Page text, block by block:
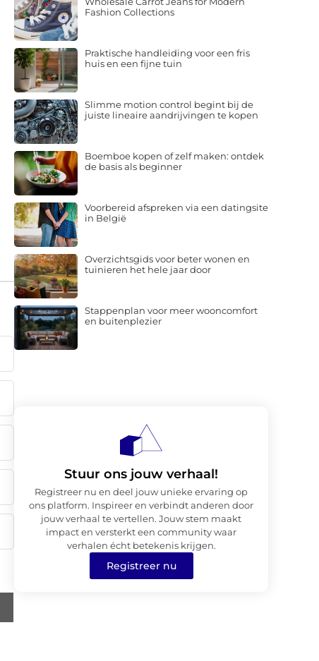
Fashion Collections
Praktische handleiding voor een fris
huis en een fijne tuin
Slimme motion control begint bij de
juiste lineaire aandrijvingen te kopen
Boemboe kopen of zelf maken: ontdek
de basis als beginner
Voorbereid afspreken via een datingsite
in België
Overzichtsgids voor beter wonen en
tuinieren het hele jaar door
Stappenplan voor meer wooncomfort
en buitenplezier
Stuur ons jouw verhaal!
Registreer nu en deel jouw unieke ervaring op
ons platform. Inspireer en verbindt anderen door
jouw verhaal te vertellen. Jouw stem maakt
impact en versterkt een community waar
verhalen écht betekenis krijgen.
Registreer nu